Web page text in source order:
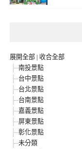
展開全部 | 收合全部
南投景點
台中景點
台北景點
台南景點
嘉義景點
屏東景點
彰化景點
未分類